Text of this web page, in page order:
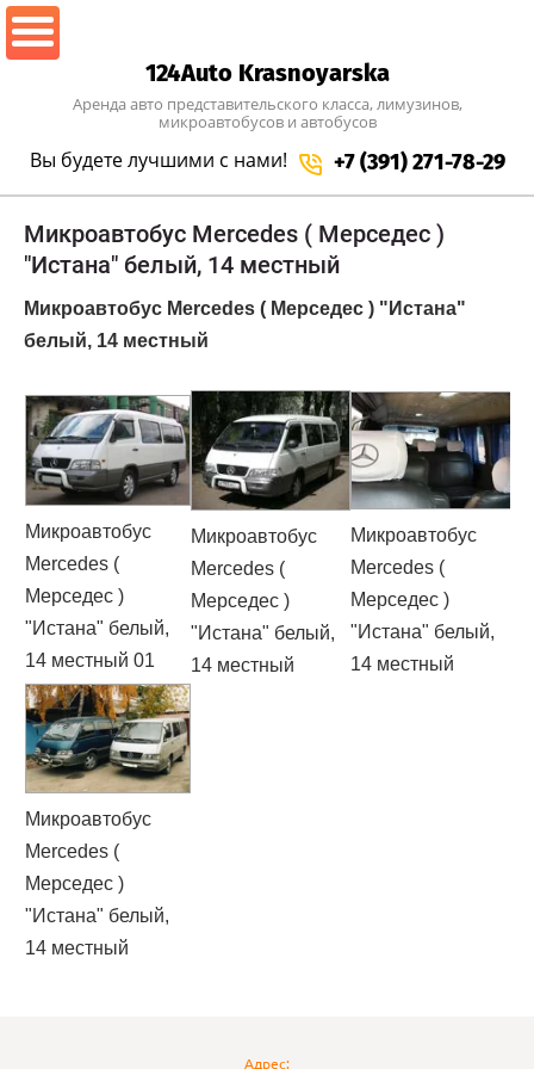
124Auto Krasnoyarska
Аренда авто представительского класса, лимузинов,
микроавтобусов и автобусов
Вы будете лучшими с нами! +7 (391) 271-78-29
Микроавтобус Mercedes ( Мерседес )
"Истана" белый, 14 местный
Микроавтобус Mercedes ( Мерседес ) "Истана"
белый, 14 местный
Микроавтобус
Mercedes (
Мерседес )
"Истана" белый,
14 местный 01
Микроавтобус
Mercedes (
Мерседес )
"Истана" белый,
14 местный
Микроавтобус
Mercedes (
Мерседес )
"Истана" белый,
14 местный
Микроавтобус
Mercedes (
Мерседес )
"Истана" белый,
14 местный
Адрес: